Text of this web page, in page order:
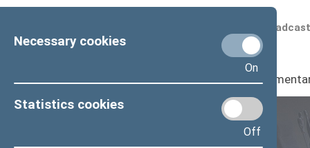
Necessary cookies
On
Statistics cookies
Off
Scheduled
Seimas I